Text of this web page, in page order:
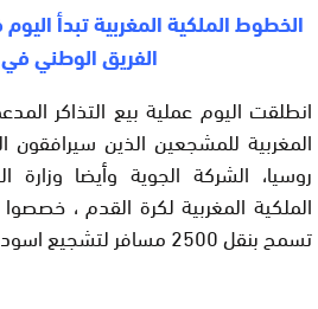
الخطوط الملكية المغربية تبدأ
الفريق الوطني
انطلقت اليوم عملية بيع التذاكر
المغربية للمشجعين الذين سيرافقون
روسيا، الشركة الجوية وأيضا وزارة
تسمح بنقل 2500 مسافر لتشجيع اسود الاطلس